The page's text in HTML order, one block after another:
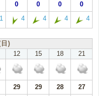
0 0 0 0
1 4 4 4 4
)
12 15 18 21
29 29 28
27